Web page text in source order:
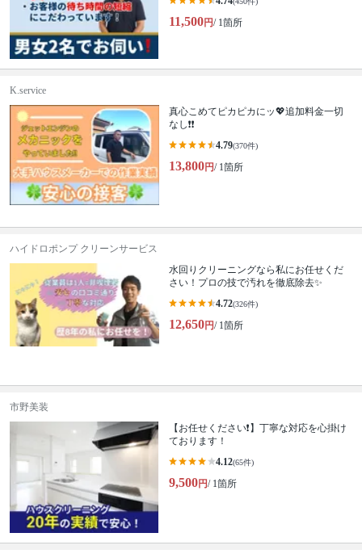
11,500円/ 1箇所
K.service
真心こめてピカピカにッ💖追加料金一切
なし❗️❗️
4.79(370件)
13,800円/ 1箇所
ハイドロポンプ クリーンサービス
水回りクリーニングなら私にお任せくだ
さい！プロの技で汚れを徹底除去✨
4.72(326件)
12,650円/ 1箇所
市野美装
【お任せください❗️】丁寧な対応を心掛け
ております！
4.12(65件)
9,500円/ 1箇所